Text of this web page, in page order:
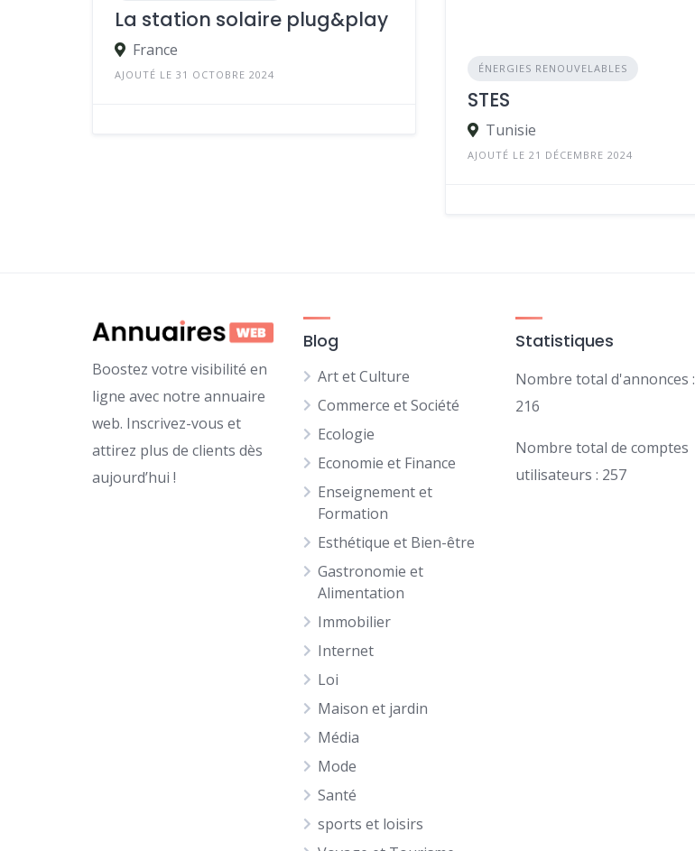
La station solaire plug&play
France
AJOUTÉ LE 31 OCTOBRE 2024 ÉNERGIES RENOUVELABLES
STES
Tunisie
AJOUTÉ LE 21 DÉCEMBRE 2024
Boostez votre visibilité en
ligne avec notre annuaire
web. Inscrivez-vous et
attirez plus de clients dès
aujourd’hui !
Blog
Art et Culture
Commerce et Société
Ecologie
Economie et Finance
Enseignement et
Formation
Esthétique et Bien-être
Gastronomie et
Alimentation
Immobilier
Internet
Loi
Maison et jardin
Média
Mode
Santé
sports et loisirs
Statistiques
Nombre total d'annonces :
216
Nombre total de comptes
utilisateurs : 257